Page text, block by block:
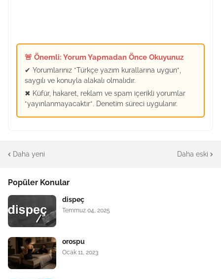
🚨 Önemli: Yorum Yapmadan Önce Okuyunuz
✔ Yorumlarınız *Türkçe yazım kurallarına uygun*,
saygılı ve konuyla alakalı olmalıdır.
✖ Küfür, hakaret, reklam ve spam içerikli yorumlar
*yayınlanmayacaktır*. Denetim süreci uygulanır.
Daha yeni Daha eski
Popüler Konular
dispeç
Temmuz 04, 2025
orospu
Ocak 11, 2023